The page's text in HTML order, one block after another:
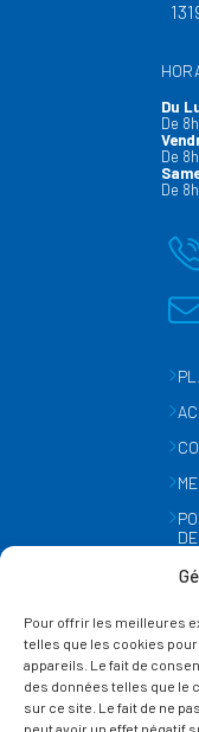
Pour offrir les meilleures
telles que les cookies
appareils. Le fait de
des données telles que le
sur ce site. Le fait de ne
peut avoir un effet négatif
Du
De
De
De